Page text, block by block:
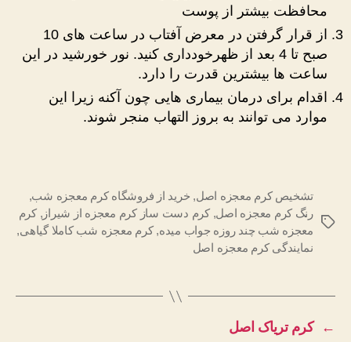
محافظت بیشتر از پوست
از قرار گرفتن در معرض آفتاب در ساعت های 10
صبح تا 4 بعد از ظهرخودداری کنید. نور خورشید در این
ساعت ها بیشترین قدرت را دارد.
اقدام برای درمان بیماری هایی چون آکنه زیرا این
موارد می توانند به بروز التهاب منجر شوند.
برچسب‌ها
تشخیص کرم معجزه اصل, خرید از فروشگاه کرم معجزه شب,
رنگ کرم معجزه اصل,کرم دست ساز کرم معجزه از شیراز ,کرم
معجزه شب چند روزه جواب میده,کرم معجزه شب کاملا گیاهی,
نمایندگی کرم معجزه اصل
←
کرم تریاک اصل